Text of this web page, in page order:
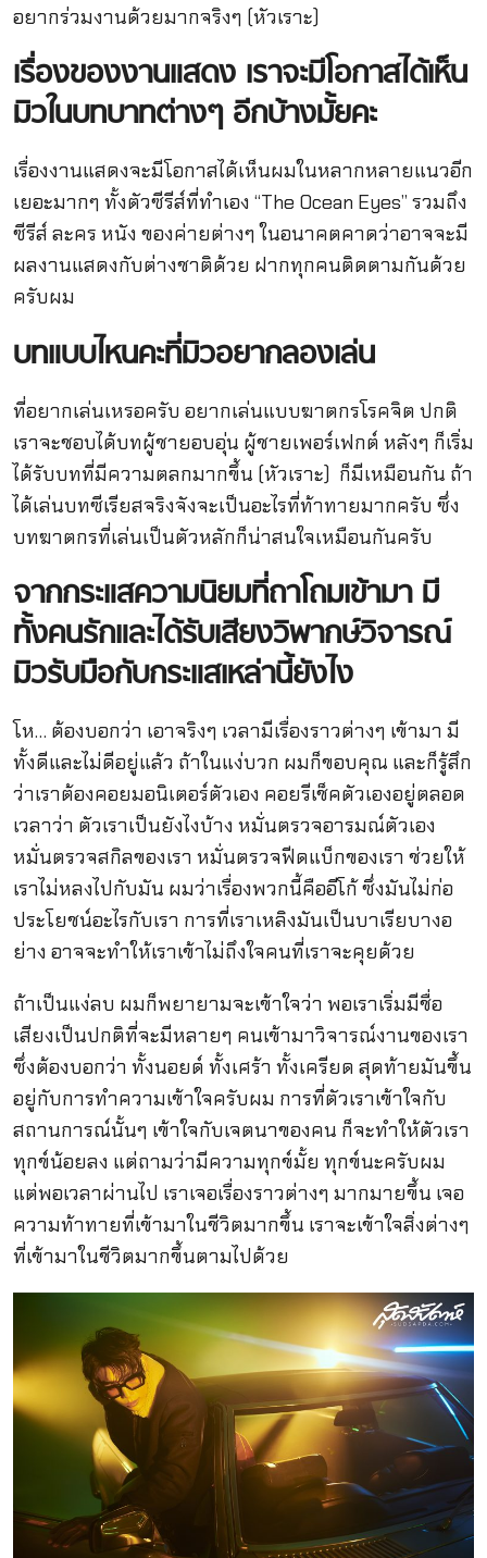
อยากร่วมงานด้วยมากจริงๆ (หัวเราะ)
เรื่องของงานแสดง เราจะมีโอกาสได้เห็น
มิวในบทบาทต่างๆ อีกบ้างมั้ยคะ
เรื่องงานแสดงจะมีโอกาสได้เห็นผมในหลากหลายแนวอีก
เยอะมากๆ ทั้งตัวซีรีส์ที่ทำเอง “The Ocean Eyes” รวมถึง
ซีรีส์ ละคร หนัง ของค่ายต่างๆ ในอนาคตคาดว่าอาจจะมี
ผลงานแสดงกับต่างชาติด้วย ฝากทุกคนติดตามกันด้วย
ครับผม
บทแบบไหนคะที่มิวอยากลองเล่น
ที่อยากเล่นเหรอครับ อยากเล่นแบบฆาตกรโรคจิต ปกติ
เราจะชอบได้บทผู้ชายอบอุ่น ผู้ชายเพอร์เฟกต์ หลังๆ ก็เริ่ม
ได้รับบทที่มีความตลกมากขึ้น (หัวเราะ) ก็มีเหมือนกัน ถ้า
ได้เล่นบทซีเรียสจริงจังจะเป็นอะไรที่ท้าทายมากครับ ซึ่ง
บทฆาตกรที่เล่นเป็นตัวหลักก็น่าสนใจเหมือนกันครับ
จากกระแสความนิยมที่ถาโถมเข้ามา มี
ทั้งคนรักและได้รับเสียงวิพากษ์วิจารณ์
มิวรับมือกับกระแสเหล่านี้ยังไง
โห… ต้องบอกว่า เอาจริงๆ เวลามีเรื่องราวต่างๆ เข้ามา มี
ทั้งดีและไม่ดีอยู่แล้ว ถ้าในแง่บวก ผมก็ขอบคุณ และก็รู้สึก
ว่าเราต้องคอยมอนิเตอร์ตัวเอง คอยรีเช็คตัวเองอยู่ตลอด
เวลาว่า ตัวเราเป็นยังไงบ้าง หมั่นตรวจอารมณ์ตัวเอง
หมั่นตรวจสกิลของเรา หมั่นตรวจฟีดแบ็กของเรา ช่วยให้
เราไม่หลงไปกับมัน ผมว่าเรื่องพวกนี้คืออีโก้ ซึ่งมันไม่ก่อ
ประโยชน์อะไรกับเรา การที่เราเหลิงมันเป็นบาเรียบางอ
ย่าง อาจจะทำให้เราเข้าไม่ถึงใจคนที่เราจะคุยด้วย
ถ้าเป็นแง่ลบ ผมก็พยายามจะเข้าใจว่า พอเราเริ่มมีชื่อ
เสียงเป็นปกติที่จะมีหลายๆ คนเข้ามาวิจารณ์งานของเรา
ซึ่งต้องบอกว่า ทั้งนอยด์ ทั้งเศร้า ทั้งเครียด สุดท้ายมันขึ้น
อยู่กับการทำความเข้าใจครับผม การที่ตัวเราเข้าใจกับ
สถานการณ์นั้นๆ เข้าใจกับเจตนาของคน ก็จะทำให้ตัวเรา
ทุกข์น้อยลง แต่ถามว่ามีความทุกข์มั้ย ทุกข์นะครับผม
แต่พอเวลาผ่านไป เราเจอเรื่องราวต่างๆ มากมายขึ้น เจอ
ความท้าทายที่เข้ามาในชีวิตมากขึ้น เราจะเข้าใจสิ่งต่างๆ
ที่เข้ามาในชีวิตมากขึ้นตามไปด้วย